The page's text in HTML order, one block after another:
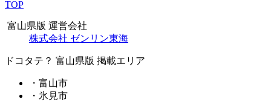
TOP
富山県版 運営会社
株式会社 ゼンリン東海
ドコタテ？ 富山県版 掲載エリア
・富山市
・氷見市